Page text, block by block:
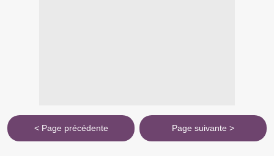
< Page précédente Page suivante >